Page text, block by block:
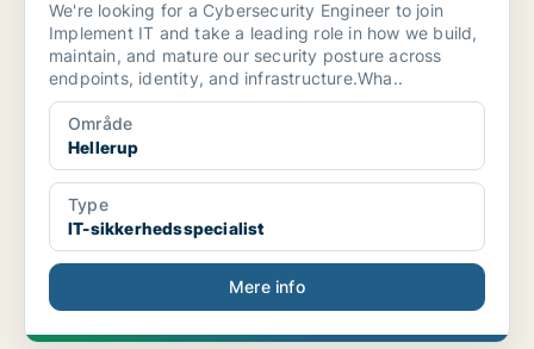
We're looking for a Cybersecurity Engineer to join
Implement IT and take a leading role in how we build,
maintain, and mature our security posture across
endpoints, identity, and infrastructure.Wha..
Område
Hellerup
Type
IT-sikkerhedsspecialist
Mere info